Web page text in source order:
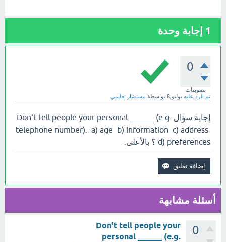
1 إجابة وحدة
0
تصويتات
تم الرد عليه يوليو 8 بواسطة مستشار تعليمي
إجابة سؤال Don't tell people your personal ______ (e.g.
telephone number). a) age b) information c) address
d) preferences ؟ بالأعلى.
أسئلة مشابهة
0
Don't tell people your
personal ______ (e.g.